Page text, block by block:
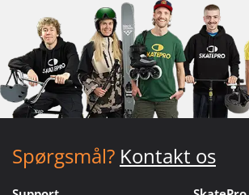
Spørgsmål? Kontakt os